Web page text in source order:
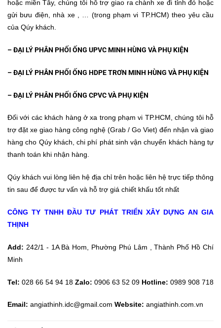
hoặc miền Tây, chúng tôi hỗ trợ giao ra chành xe đi tỉnh đó hoặc
gửi bưu điện, nhà xe , … (trong phạm vi TP.HCM) theo yêu cầu
của Qúy khách.
– ĐẠI LÝ PHÂN PHỐI ỐNG UPVC MINH HÙNG VÀ PHỤ KIỆN
– ĐẠI LÝ PHÂN PHỐI ỐNG HDPE TRƠN MINH HÙNG VÀ PHỤ KIỆN
– ĐẠI LÝ PHÂN PHỐI ỐNG CPVC VÀ PHỤ KIỆN
Đối với các khách hàng ở xa trong phạm vi TP.HCM, chúng tôi hỗ
trợ đặt xe giao hàng công nghệ (Grab / Go Viet) đến nhận và giao
hàng cho Qúy khách, chi phí phát sinh vận chuyển khách hàng tự
thanh toán khi nhận hàng.
Qúy khách vui lòng liên hệ địa chỉ trên hoặc liên hệ trực tiếp thông
tin sau để được tư vấn và hỗ trợ giá chiết khấu tốt nhất
CÔNG TY TNHH ĐẦU TƯ PHÁT TRIỂN XÂY DỰNG AN GIA
THỊNH
Add: 242/1 - 1A Bà Hom, Phường Phú Lâm , Thành Phố Hồ Chí
Minh
Tel: 028 66 54 94 18 Zalo: 0906 63 52 09 Hotline: 0989 908 718
Email: angiathinh.idc@gmail.com Website: angiathinh.com.vn